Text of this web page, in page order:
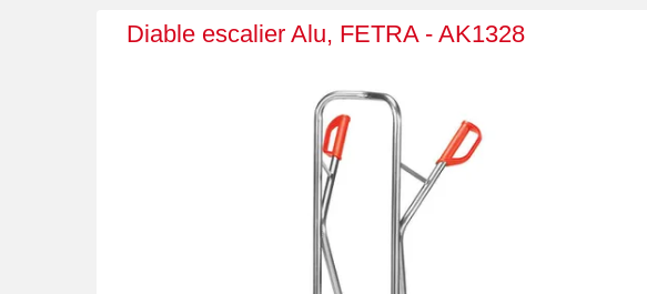
Diable escalier Alu, FETRA - AK1328